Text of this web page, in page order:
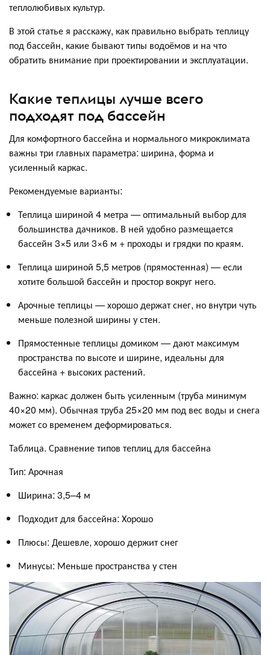
теплолюбивых культур.
В этой статье я расскажу, как правильно выбрать теплицу
под бассейн, какие бывают типы водоёмов и на что
обратить внимание при проектировании и эксплуатации.
Какие теплицы лучше всего
подходят под бассейн
Для комфортного бассейна и нормального микроклимата
важны три главных параметра: ширина, форма и
усиленный каркас.
Рекомендуемые варианты:
Теплица шириной 4 метра — оптимальный выбор для
большинства дачников. В ней удобно размещается
бассейн 3×5 или 3×6 м + проходы и грядки по краям.
Теплица шириной 5,5 метров (прямостенная) — если
хотите большой бассейн и простор вокруг него.
Арочные теплицы — хорошо держат снег, но внутри чуть
меньше полезной ширины у стен.
Прямостенные теплицы домиком — дают максимум
пространства по высоте и ширине, идеальны для
бассейна + высоких растений.
Важно: каркас должен быть усиленным (труба минимум
40×20 мм). Обычная труба 25×20 мм под вес воды и снега
может со временем деформироваться.
Таблица. Сравнение типов теплиц для бассейна
Тип: Арочная
Ширина: 3,5–4 м
Подходит для бассейна: Хорошо
Плюсы: Дешевле, хорошо держит снег
Минусы: Меньше пространства у стен